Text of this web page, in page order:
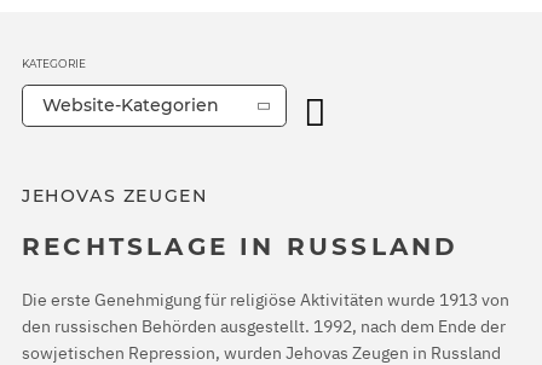
JEHOVAS ZEUGEN
RECHTSLAGE IN RUSSLAND
Die erste Genehmigung für religiöse Aktivitäten wurde 1913 von
den russischen Behörden ausgestellt. 1992, nach dem Ende der
sowjetischen Repression, wurden Jehovas Zeugen in Russland
KATEGORIE
Website-Kategorien